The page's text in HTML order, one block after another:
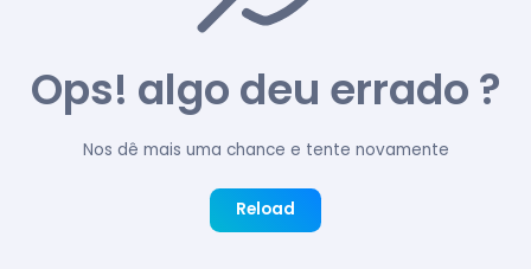
Ops! algo deu errado ?
Nos dê mais uma chance e tente novamente
Reload